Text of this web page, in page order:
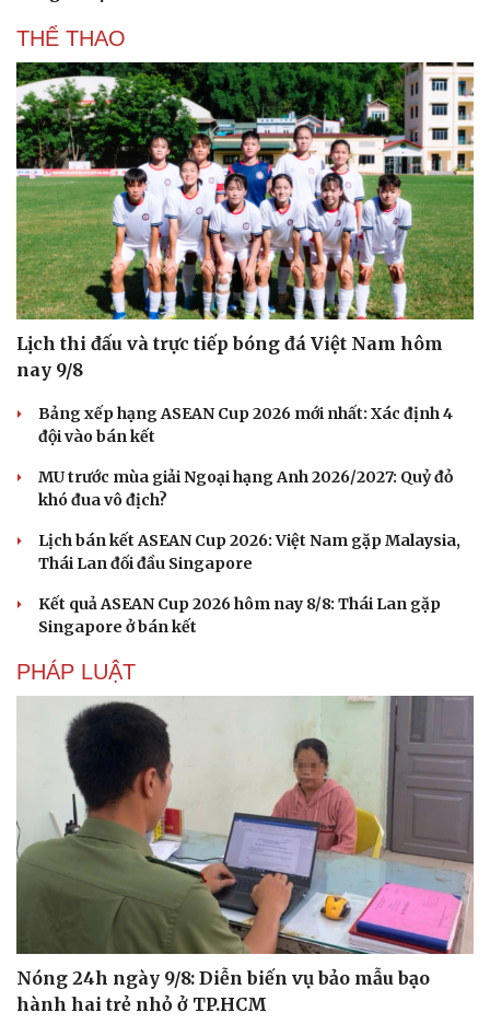
Du lịch
check-in
Podcast
Câu chuyện thời sự
Đọc truyện đêm khuya
Cửa sổ tình yêu
Kể chuyện cho bé
Hạt giống tâm hồn
THỂ THAO
Lịch thi đấu và trực tiếp bóng đá Việt Nam hôm
nay 9/8
Bảng xếp hạng ASEAN Cup 2026 mới nhất: Xác định 4
đội vào bán kết
MU trước mùa giải Ngoại hạng Anh 2026/2027: Quỷ đỏ
khó đua vô địch?
Lịch bán kết ASEAN Cup 2026: Việt Nam gặp Malaysia,
Thái Lan đối đầu Singapore
Kết quả ASEAN Cup 2026 hôm nay 8/8: Thái Lan gặp
Singapore ở bán kết
PHÁP LUẬT
Nóng 24h ngày 9/8: Diễn biến vụ bảo mẫu bạo
hành hai trẻ nhỏ ở TP.HCM